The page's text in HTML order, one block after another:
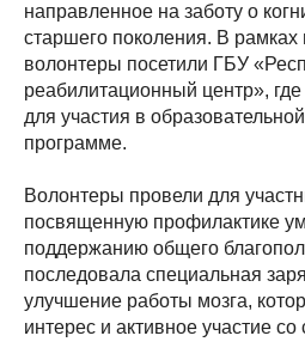
направленное на заботу о
старшего поколения. В рамках
волонтеры посетили ГБУ
реабилитационный центр»,
для участия в
программе.
Волонтеры провели для
посвященную профилактике
поддержанию общего
последовала специальная
улучшение работы мозга,
интерес и активное участие